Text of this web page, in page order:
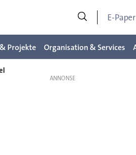
E-Paper
Projekte Organisation & Services